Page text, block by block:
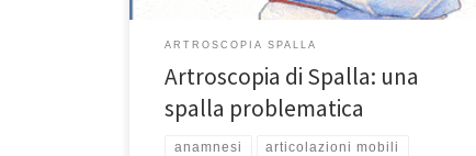
ARTROSCOPIA SPALLA
Artroscopia di Spalla: una
spalla problematica
anamnesi articolazioni mobili